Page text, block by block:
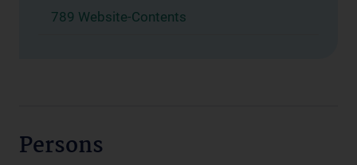
789 Website-Contents
Persons